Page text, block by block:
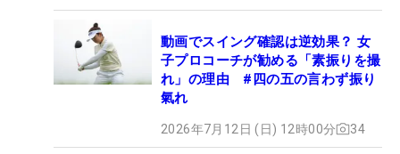
動画でスイング確認は逆効果？ 女
子プロコーチが勧める「素振りを撮
れ」の理由 #四の五の言わず振り
氣れ
2026年7月12日 (日) 12時00分 34